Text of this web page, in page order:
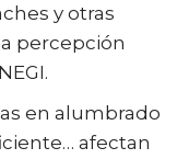
y otras
percepción
en alumbrado
afectan